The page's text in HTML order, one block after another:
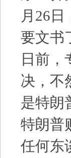
月26
要文书
日前，
决，不
是特朗
特朗普
任何东